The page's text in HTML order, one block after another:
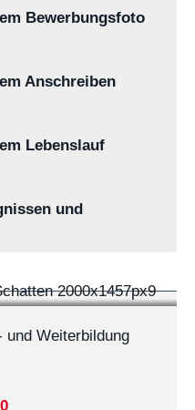
Bewerbungsfoto
Anschreiben
Lebenslauf
und
und Weiterbildung